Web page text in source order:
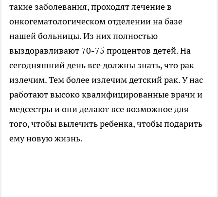
такие заболевания, проходят лечение в
онкогематологическом отделении на базе
нашей больницы. Из них полностью
выздоравливают 70-75 процентов детей. На
сегодняшний день все должны знать, что рак
излечим. Тем более излечим детский рак. У нас
работают высоко квалифицированные врачи и
медсестры и они делают все возможное для
того, чтобы вылечить ребенка, чтобы подарить
ему новую жизнь.